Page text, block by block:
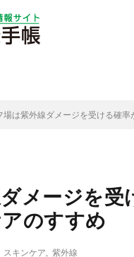
場は紫外線ダメージを受ける確
メージを
のすすめ
スキンケア 紫外線